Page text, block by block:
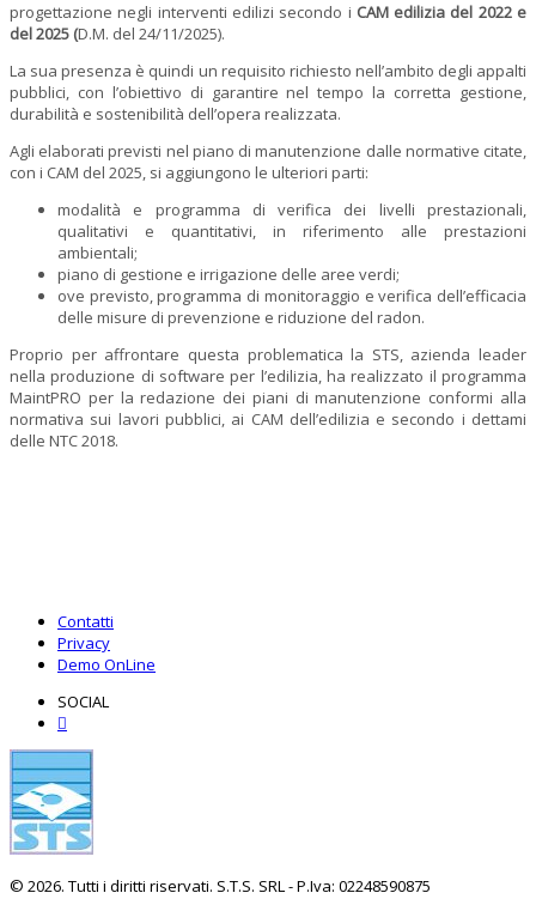
progettazione negli interventi edilizi secondo i CAM edilizia del 2022 e
del 2025 (D.M. del 24/11/2025).
La sua presenza è quindi un requisito richiesto nell’ambito degli appalti
pubblici, con l’obiettivo di garantire nel tempo la corretta gestione,
durabilità e sostenibilità dell’opera realizzata.
Agli elaborati previsti nel piano di manutenzione dalle normative citate,
con i CAM del 2025, si aggiungono le ulteriori parti:
modalità e programma di verifica dei livelli prestazionali,
qualitativi e quantitativi, in riferimento alle prestazioni
ambientali;
piano di gestione e irrigazione delle aree verdi;
ove previsto, programma di monitoraggio e verifica dell’efficacia
delle misure di prevenzione e riduzione del radon.
Proprio per affrontare questa problematica la STS, azienda leader
nella produzione di software per l’edilizia, ha realizzato il programma
MaintPRO per la redazione dei piani di manutenzione conformi alla
normativa sui lavori pubblici, ai CAM dell’edilizia e secondo i dettami
delle NTC 2018.
Contatti
Privacy
Demo OnLine
SOCIAL
© 2026. Tutti i diritti riservati. S.T.S. SRL - P.Iva: 02248590875